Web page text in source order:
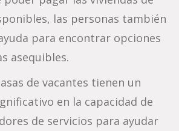
las personas también
para encontrar opciones
asequibles.
de vacantes tienen un
en la capacidad de
de servicios para ayudar